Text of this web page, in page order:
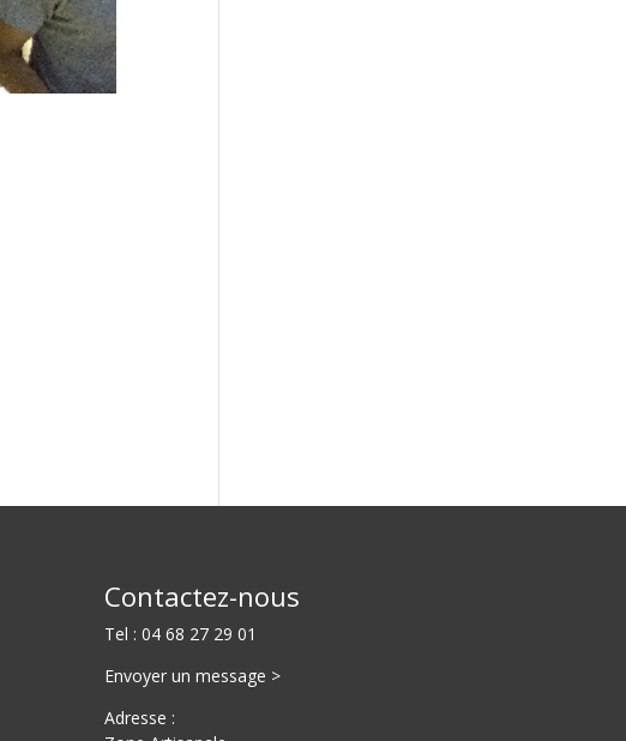
Contactez-nous
Tel : 04 68 27 29 01
Envoyer un message >
Adresse :